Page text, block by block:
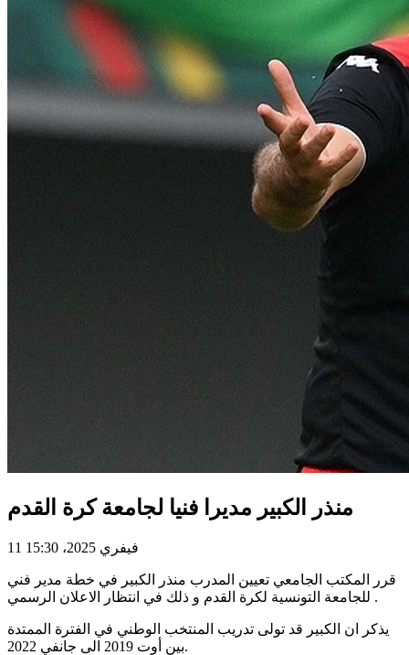
منذر الكبير مديرا فنيا لجامعة كرة القدم
11 فيفري 2025، 15:30
قرر المكتب الجامعي تعيين المدرب منذر الكبير في خطة مدير فني
للجامعة التونسية لكرة القدم و ذلك في انتظار الاعلان الرسمي .
يذكر ان الكبير قد تولى تدريب المنتخب الوطني في الفترة الممتدة
بين أوت 2019 الى جانفي 2022.